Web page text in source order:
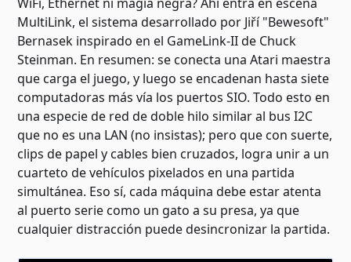
MultiLink, el sistema desarrollado por Jiří "Bewesoft"
Bernasek inspirado en el GameLink-II de Chuck
Steinman. En resumen: se conecta una Atari maestra
que carga el juego, y luego se encadenan hasta siete
computadoras más vía los puertos SIO. Todo esto en
una especie de red de doble hilo similar al bus I2C
que no es una LAN (no insistas); pero que con suerte,
clips de papel y cables bien cruzados, logra unir a un
cuarteto de vehículos pixelados en una partida
simultánea. Eso sí, cada máquina debe estar atenta
al puerto serie como un gato a su presa, ya que
cualquier distracción puede desincronizar la partida.